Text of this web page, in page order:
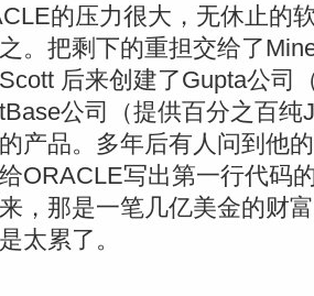
的压力很大，无休止的
。把剩下的重担交给了
后来创建了Gupta公司
公司（提供百分之百
产品。多年后有人问到他
ORACLE写出第一行代码
，那是一笔几亿美金的财
太累了。